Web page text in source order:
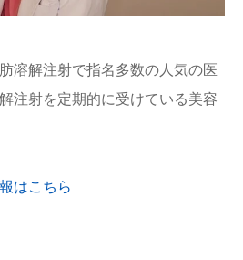
溶解注射で指名多数の人気の医
注射を定期的に受けている美容
はこちら